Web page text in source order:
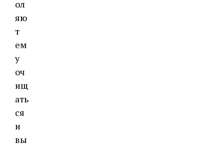
ол
яю
т
ем
у
оч
ищ
ать
ся
и
вы